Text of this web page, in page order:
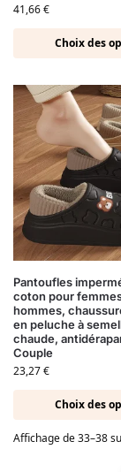
41,66€
Choix des
Pantoufles
coton pour
hommes,
en peluche à
chaude,
Couple
23,27€
Choix des
Affichage de 33–38